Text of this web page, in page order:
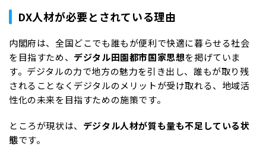
DX人材が必要とされている理由
内閣府は、全国どこでも誰もが便利で快適に暮らせる社会
を目指すため、 デジタル田園都市国家思想を掲げていま
す。デジタルの力で地方の魅力を引き出し、誰もが取り残
されることなくデジタルのメリットが受け取れる、地域活
性化の未来を目指すための施策です。
ところが現状は、 デジタル人材が質も量も不足している状
態です。